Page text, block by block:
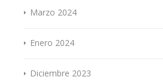
Marzo 2024
Enero 2024
Diciembre 2023